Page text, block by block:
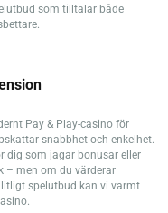
som tilltalar både
Pay & Play-casino för
snabbhet och enkelhet.
dig som jagar bonusar eller
– men om du värderar
spelutbud kan vi varmt